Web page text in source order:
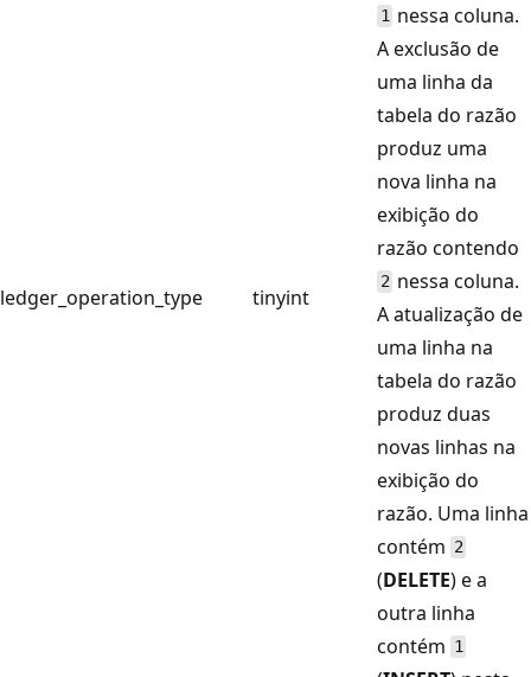
ledger_operation_type tinyint
1 nessa coluna.
A exclusão de
uma linha da
tabela do razão
produz uma
nova linha na
exibição do
razão contendo
2 nessa coluna.
A atualização de
uma linha na
tabela do razão
produz duas
novas linhas na
exibição do
razão. Uma linha
contém 2
(DELETE) e a
outra linha
contém 1